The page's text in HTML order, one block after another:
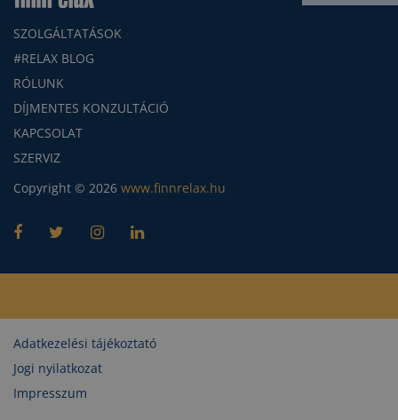
SZOLGÁLTATÁSOK
#RELAX BLOG
RÓLUNK
DÍJMENTES KONZULTÁCIÓ
KAPCSOLAT
SZERVIZ
Copyright © 2026 www.finnrelax.hu
Adatkezelési tájékoztató
Jogi nyilatkozat
Impresszum